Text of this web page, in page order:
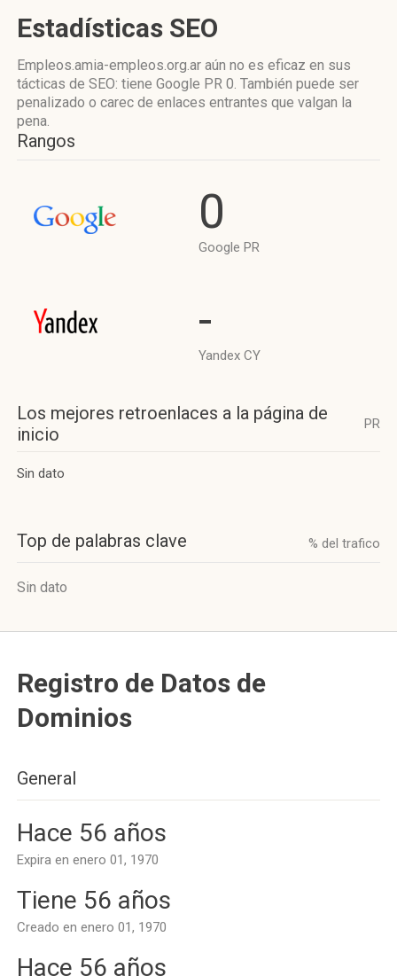
Estadísticas SEO
Empleos.amia-empleos.org.ar aún no es eficaz en sus
tácticas de SEO: tiene Google PR 0. También puede ser
penalizado o carec de enlaces entrantes que valgan la
pena.
Rangos
0
Google PR
-
Yandex CY
Los mejores retroenlaces a la página de
inicio
PR
Sin dato
Top de palabras clave % del trafico
Sin dato
Registro de Datos de
Dominios
General
Hace 56 años
Expira en enero 01, 1970
Tiene 56 años
Creado en enero 01, 1970
Hace 56 años